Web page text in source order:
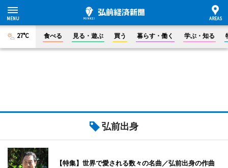
27°C 食べる 見る・遊ぶ 買う 暮らす・働く 学ぶ・知る
弘前出身
【特集】世界で愛される数々の名曲／弘前出身の作曲